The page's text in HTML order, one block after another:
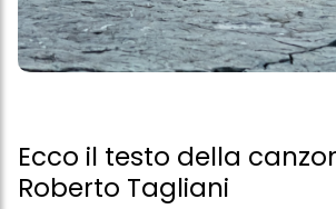
Ecco il testo della
Roberto Tagliani